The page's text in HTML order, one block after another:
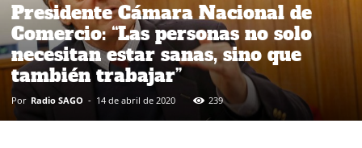
Presidente Cámara Nacional de
Comercio: “Las personas no solo
necesitan estar sanas, sino que
también trabajar”
Por Radio SAGO - 14 de abril de 2020 239